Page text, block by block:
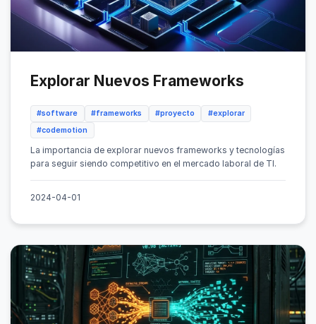
Explorar Nuevos Frameworks
#software #frameworks #proyecto
#explorar
#codemotion
La importancia de explorar nuevos frameworks y tecnologías
para seguir siendo competitivo en el mercado laboral de TI.
2024-04-01